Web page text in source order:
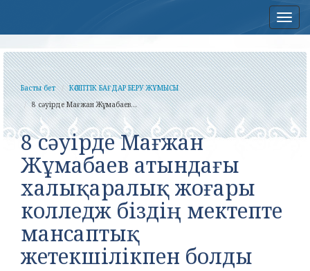
Басты бет
КӘСІПТІК БАҒДАР БЕРУ ЖҰМЫСЫ
8 сәуірде Мағжан Жұмабаев...
8 сәуірде Мағжан
Жұмабаев атындағы
халықаралық жоғары
колледж біздің мектепте
мансаптық
жетекшілікпен болды